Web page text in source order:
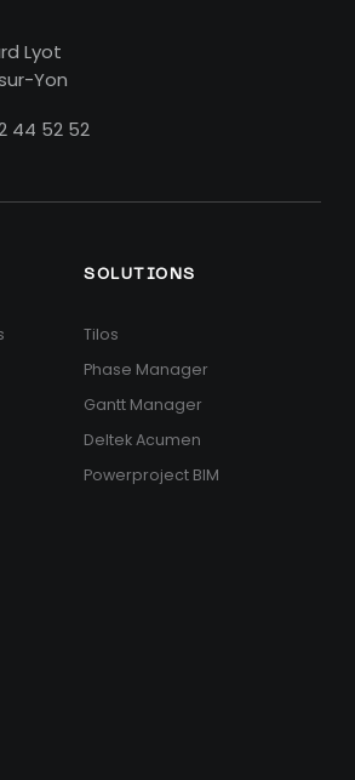
Lyot
Yon
44 52 52
SOLUTIONS
Tilos
Phase Manager
Gantt Manager
Deltek Acumen
Powerproject BIM